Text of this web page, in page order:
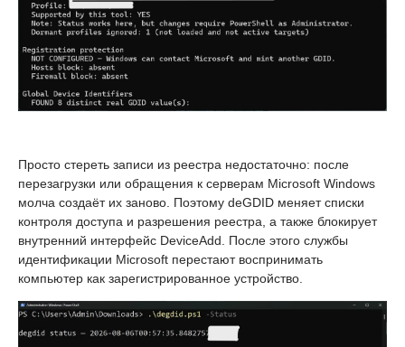
Просто стереть записи из реестра недостаточно: после
перезагрузки или обращения к серверам Microsoft Windows
молча создаёт их заново. Поэтому deGDID меняет списки
контроля доступа и разрешения реестра, а также блокирует
внутренний интерфейс DeviceAdd. После этого службы
идентификации Microsoft перестают воспринимать
компьютер как зарегистрированное устройство.